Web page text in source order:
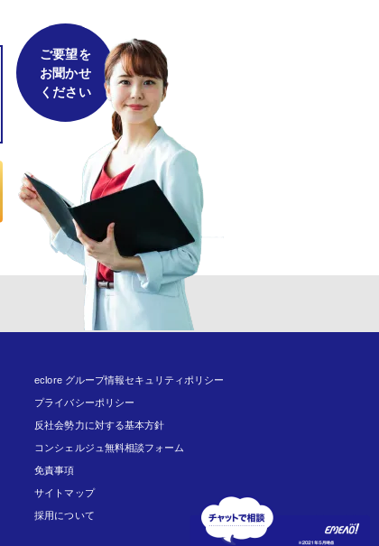
ご要望を
お聞かせ
ください
eclore グループ情報セキュリティポリシー
プライバシーポリシー
反社会勢力に対する基本方針
コンシェルジュ無料相談フォーム
免責事項
サイトマップ
採用について